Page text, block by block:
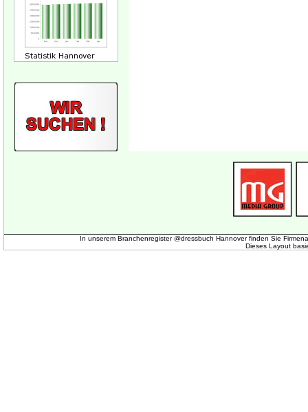
In unserem Branchenregister @dressbuch Hannover finden Sie
Dieses Layout